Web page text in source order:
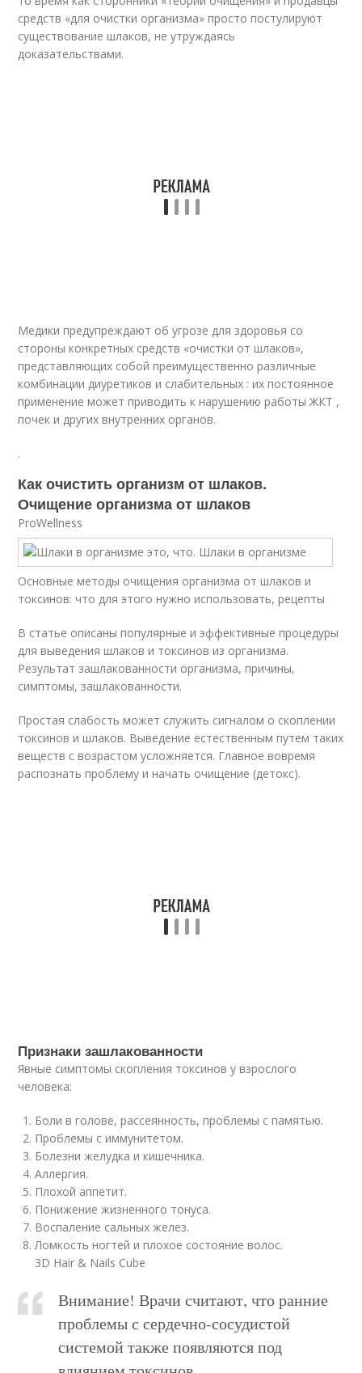
средств «для очистки организма» просто постулируют
существование шлаков, не утруждаясь
доказательствами.
Медики предупреждают об угрозе для здоровья со
стороны конкретных средств «очистки от шлаков»,
представляющих собой преимущественно различные
комбинации диуретиков и слабительных : их постоянное
применение может приводить к нарушению работы ЖКТ ,
почек и других внутренних органов.
.
Как очистить организм от шлаков.
Очищение организма от шлаков
ProWellness
Основные методы очищения организма от шлаков и
токсинов: что для этого нужно использовать, рецепты
В статье описаны популярные и эффективные процедуры
для выведения шлаков и токсинов из организма.
Результат зашлакованности организма, причины,
симптомы, зашлакованности.
Простая слабость может служить сигналом о скоплении
токсинов и шлаков. Выведение естественным путем таких
веществ с возрастом усложняется. Главное вовремя
распознать проблему и начать очищение (детокс).
Признаки зашлакованности
Явные симптомы скопления токсинов у взрослого
человека:
Боли в голове, рассеянность, проблемы с памятью.
Проблемы с иммунитетом.
Болезни желудка и кишечника.
Аллергия.
Плохой аппетит.
Понижение жизненного тонуса.
Воспаление сальных желез.
Ломкость ногтей и плохое состояние волос.
3D Hair & Nails Cube
Внимание! Врачи считают, что ранние
проблемы с сердечно-сосудистой
системой также появляются под